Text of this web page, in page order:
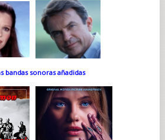
bandas sonoras añadidas